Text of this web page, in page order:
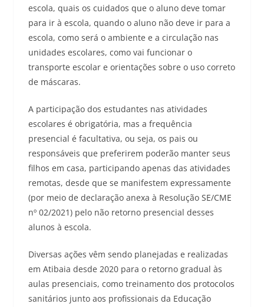
escola, quais os cuidados que o aluno deve tomar
para ir à escola, quando o aluno não deve ir para a
escola, como será o ambiente e a circulação nas
unidades escolares, como vai funcionar o
transporte escolar e orientações sobre o uso correto
de máscaras.
A participação dos estudantes nas atividades
escolares é obrigatória, mas a frequência
presencial é facultativa, ou seja, os pais ou
responsáveis que preferirem poderão manter seus
filhos em casa, participando apenas das atividades
remotas, desde que se manifestem expressamente
(por meio de declaração anexa à Resolução SE/CME
nº 02/2021) pelo não retorno presencial desses
alunos à escola.
Diversas ações vêm sendo planejadas e realizadas
em Atibaia desde 2020 para o retorno gradual às
aulas presenciais, como treinamento dos protocolos
sanitários junto aos profissionais da Educação